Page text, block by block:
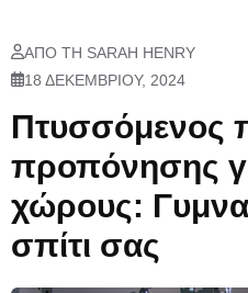
ΑΠΌ ΤΗ SARAH HENRY
18 ΔΕΚΕΜΒΡΊΟΥ, 2024
Πτυσσόμενος
προπόνησης
χώρους:
σπίτι σας